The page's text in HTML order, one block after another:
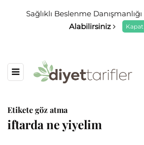
Sağlıklı Beslenme Danışmanlığı
Alabilirsiniz
Kapat
Etikete göz atma
iftarda ne yiyelim